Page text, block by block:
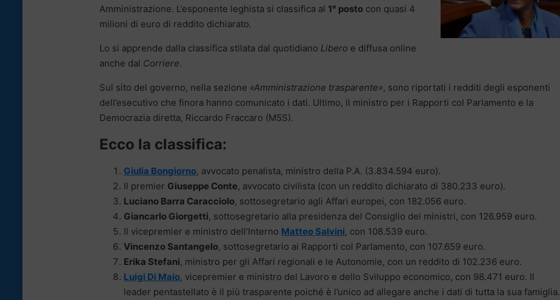
Amministrazione. L’esponente leghista si classifica al 1° posto con quasi 4
milioni di euro di reddito dichiarato.
Lo si apprende dalla classifica stilata dal quotidiano Libero e diffusa online
anche dal Corriere.
Sul sito del governo, nella sezione «Amministrazione trasparente», sono riportati i redditi degli esponenti
dell’esecutivo che finora hanno comunicato i dati. Ultimo, il ministro per i Rapporti col Parlamento e la
Democrazia diretta, Riccardo Fraccaro (M5S).
Ecco la classifica:
Giulia Bongiorno, avvocato penalista, ministro della P.A. (3.834.594 euro).
Il premier Giuseppe Conte, avvocato civilista (con un reddito dichiarato di 380.233 euro).
Luciano Barra Caracciolo, sottosegretario agli Affari europei, con 182.056 euro.
Giancarlo Giorgetti, sottosegretario alla presidenza del Consiglio dei ministri, con 126.959 euro.
Il vicepremier e ministro dell’Interno Matteo Salvini, con 108.539 euro.
Vincenzo Santangelo, sottosegretario ai Rapporti col Parlamento, con 107.659 euro.
Erika Stefani, ministro per gli Affari regionali e le Autonomie, con un reddito di 102.236 euro.
Luigi Di Maio, vicepremier e ministro del Lavoro e dello Sviluppo economico, con 98.471 euro. Il
leader pentastellato è il più trasparente poiché è l’unico ad allegare anche i dati di tutta la sua famiglia.